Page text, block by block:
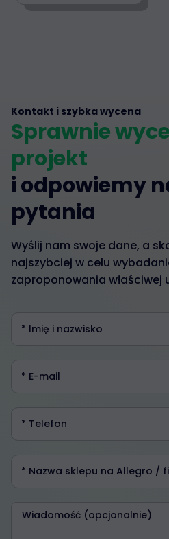
Kontakt i szybka wycena
Sprawnie
projekt
i odpowiemy
pytania
Wyślij nam swoje dane, a
najszybciej w celu
zaproponowania właściwej